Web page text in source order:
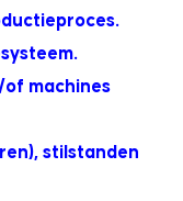
of machines
stilstanden